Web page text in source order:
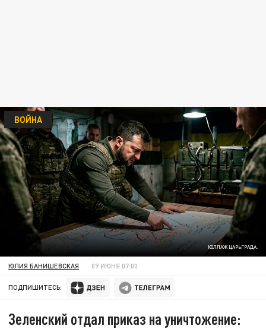
КОЛЛАЖ ЦАРЬГРАДА.
ВОЙНА
ЮЛИЯ БАНИШЕВСКАЯ 09 ИЮНЯ 07:00
ПОДПИШИТЕСЬ:
Зеленский отдал приказ на уничтожение: